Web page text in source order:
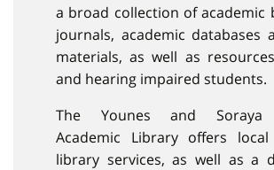
a broad collection of academic
journals, academic databases
materials, as well as
and hearing impaired students.
The Younes and Soraya
Academic Library offers local
library services, as well as a